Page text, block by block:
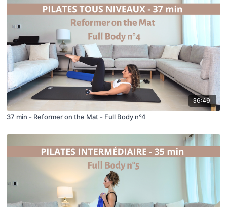
36:49
37 min - Reformer on the Mat - Full Body n°4